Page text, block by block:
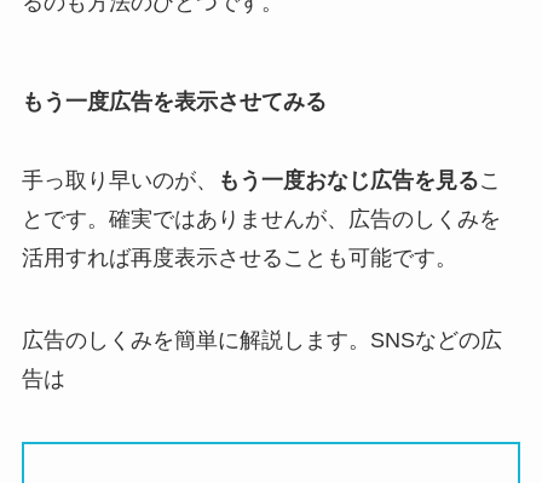
もう一度広告を表示させてみる
手っ取り早いのが、 もう一度おなじ広告を見るこ
とです。確実ではありませんが、広告のしくみを
活用すれば再度表示させることも可能です。
広告のしくみを簡単に解説します。SNSなどの広
告は